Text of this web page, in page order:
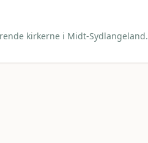
kirkerne i Midt-Sydlangeland.